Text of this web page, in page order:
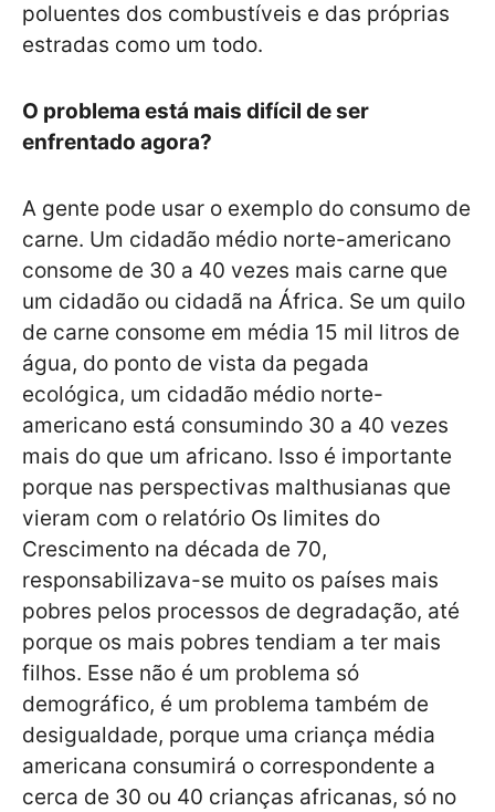
poluentes dos combustíveis e das próprias
estradas como um todo.
O problema está mais difícil de ser
enfrentado agora?
A gente pode usar o exemplo do consumo de
carne. Um cidadão médio norte-americano
consome de 30 a 40 vezes mais carne que
um cidadão ou cidadã na África. Se um quilo
de carne consome em média 15 mil litros de
água, do ponto de vista da pegada
ecológica, um cidadão médio norte-
americano está consumindo 30 a 40 vezes
mais do que um africano. Isso é importante
porque nas perspectivas malthusianas que
vieram com o relatório Os limites do
Crescimento na década de 70,
responsabilizava-se muito os países mais
pobres pelos processos de degradação, até
porque os mais pobres tendiam a ter mais
filhos. Esse não é um problema só
demográfico, é um problema também de
desigualdade, porque uma criança média
americana consumirá o correspondente a
cerca de 30 ou 40 crianças africanas, só no